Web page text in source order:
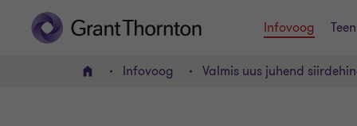
Infovoog
AVALEHTInfovoog Valmis uus juhend